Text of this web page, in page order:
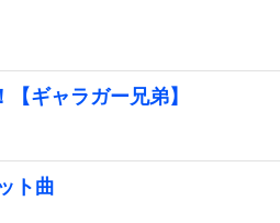
ギャラガー兄弟】
ト曲